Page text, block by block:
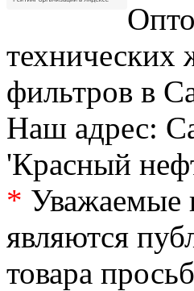
технических
фильтров в
Наш адрес:
'Красный
* Уважаемые
являются
товара